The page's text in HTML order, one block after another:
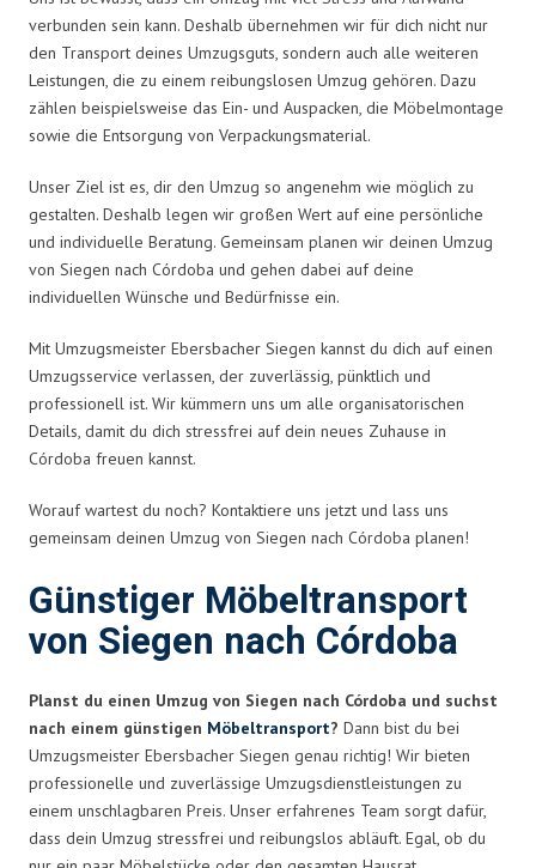
verbunden sein kann. Deshalb übernehmen wir für dich nicht nur
den Transport deines Umzugsguts, sondern auch alle weiteren
Leistungen, die zu einem reibungslosen Umzug gehören. Dazu
zählen beispielsweise das Ein- und Auspacken, die Möbelmontage
sowie die Entsorgung von Verpackungsmaterial.
Unser Ziel ist es, dir den Umzug so angenehm wie möglich zu
gestalten. Deshalb legen wir großen Wert auf eine persönliche
und individuelle Beratung. Gemeinsam planen wir deinen Umzug
von Siegen nach Córdoba und gehen dabei auf deine
individuellen Wünsche und Bedürfnisse ein.
Mit Umzugsmeister Ebersbacher Siegen kannst du dich auf einen
Umzugsservice verlassen, der zuverlässig, pünktlich und
professionell ist. Wir kümmern uns um alle organisatorischen
Details, damit du dich stressfrei auf dein neues Zuhause in
Córdoba freuen kannst.
Worauf wartest du noch? Kontaktiere uns jetzt und lass uns
gemeinsam deinen Umzug von Siegen nach Córdoba planen!
Günstiger Möbeltransport
von Siegen nach Córdoba
Planst du einen Umzug von Siegen nach Córdoba und suchst
nach einem günstigen Möbeltransport? Dann bist du bei
Umzugsmeister Ebersbacher Siegen genau richtig! Wir bieten
professionelle und zuverlässige Umzugsdienstleistungen zu
einem unschlagbaren Preis. Unser erfahrenes Team sorgt dafür,
dass dein Umzug stressfrei und reibungslos abläuft. Egal, ob du